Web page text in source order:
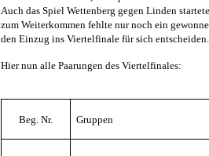
Auch das Spiel Wettenberg gegen Linden
zum Weiterkommen fehlte nur noch ein
den Einzug ins Viertelfinale für sich entscheiden.
Hier nun alle Paarungen des Viertelfinales:
Beg. Nr. Gruppen